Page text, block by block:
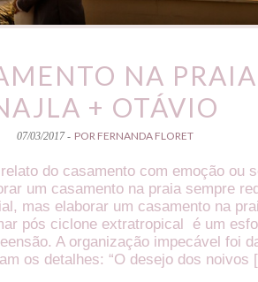
NA
+ OTÁVIO
07/03/2017 - POR FERNANDA FLORET
do casamento com emoção ou
um casamento na praia sempre
mas elaborar um casamento na
pós ciclone extratropical é um
A organização impecável foi
os detalhes: “O desejo dos